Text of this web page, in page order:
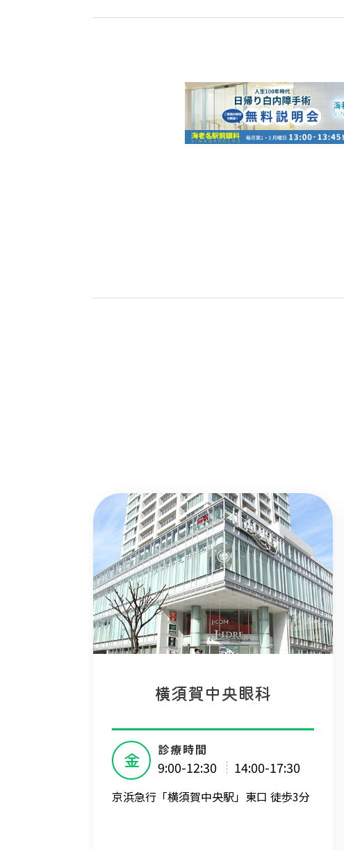
横須賀中央眼科
金 診療時間
9:00-12:30 14:00-17:30
京浜急行「横須賀中央駅」東口 徒歩3分